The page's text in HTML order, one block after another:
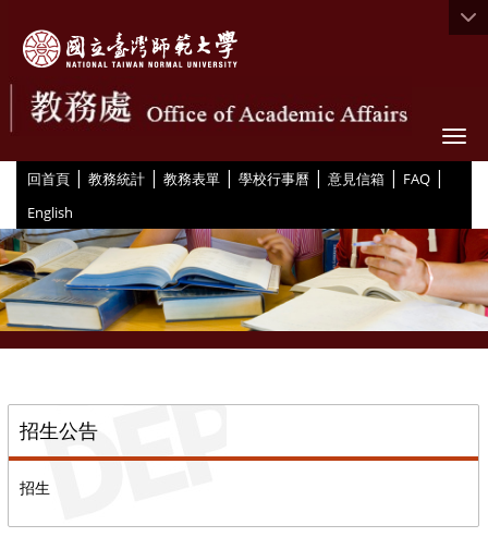
回首頁 | 教務統計 | 教務表單 | 學校行事曆 | 意見信箱 | FAQ |
English
招生公告
招生